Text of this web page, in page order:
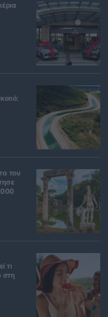
του
τι
στη